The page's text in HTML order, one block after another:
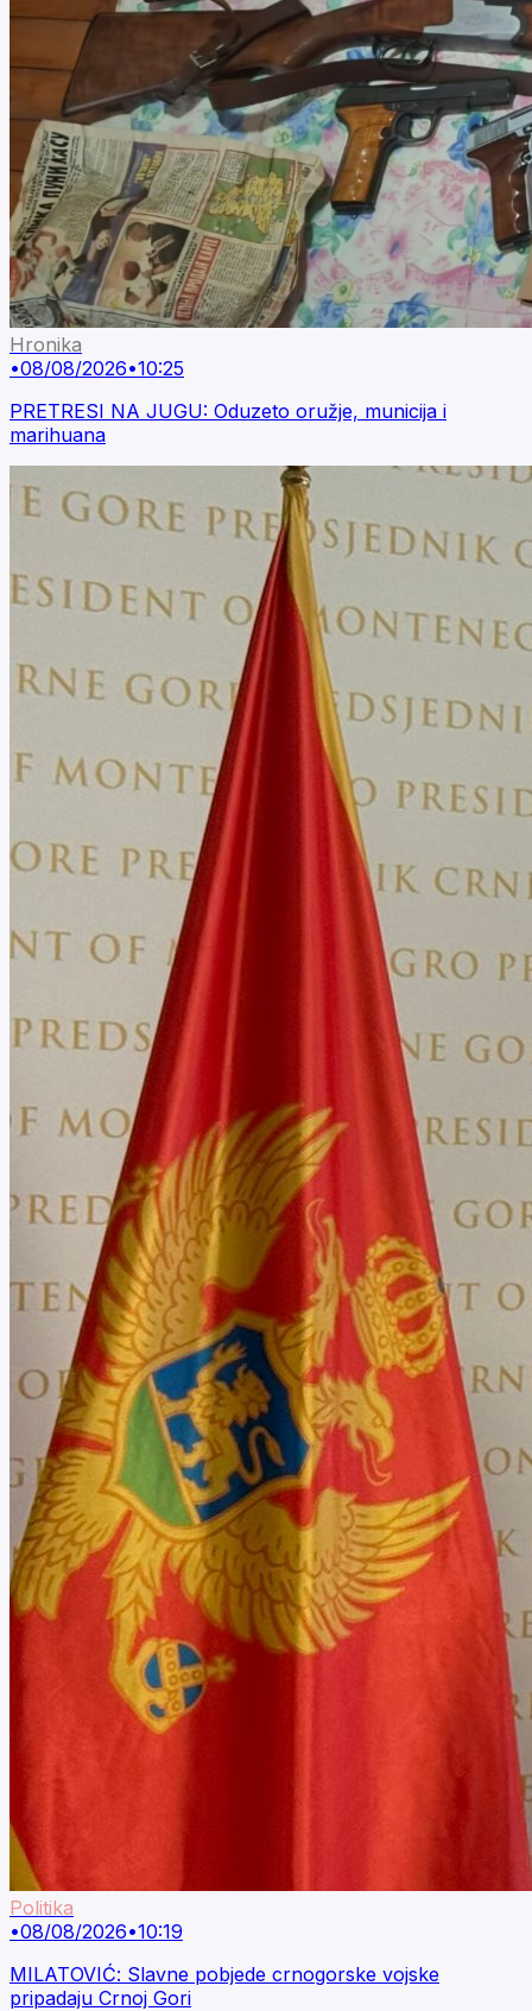
Hronika
•08/08/2026•10:25
PRETRESI NA JUGU: Oduzeto oružje, municija i
marihuana
Politika
•08/08/2026•10:19
MILATOVIĆ: Slavne pobjede crnogorske vojske
pripadaju Crnoj Gori